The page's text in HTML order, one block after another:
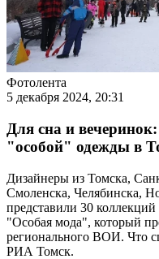
Фотолента
5 декабря 2024, 20:31
Для сна и
"особой" одежды в
Дизайнеры из Томска,
Смоленска, Челябинска,
представили 30
"Особая мода", который
регионального ВОИ. Что
РИА Томск.